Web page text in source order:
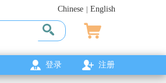
Chinese English
登录 注册